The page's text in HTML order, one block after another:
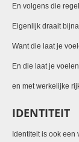
En volgens die
Eigenlijk draait
Want die laat je
En die laat je
en met werkelijke
IDENTITEIT
Identiteit is ook